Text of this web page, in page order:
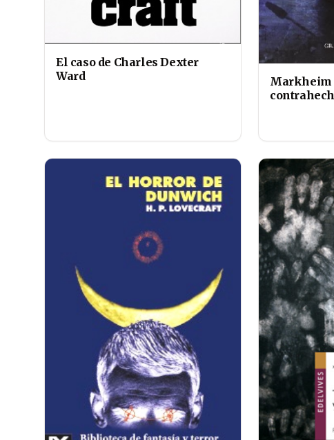
El caso de Charles Dexter
Ward
Markheim